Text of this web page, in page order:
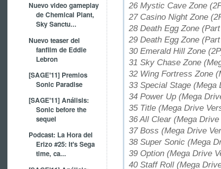
Nuevo video gameplay
de Chemical Plant,
Sky Sanctu...
Nuevo teaser del
fanfilm de Eddie
Lebron
[SAGE'11] Premios
Sonic Paradise
[SAGE'11] Análisis:
Sonic before the
sequel
Podcast: La Hora del
Erizo #25: It's Sega
time, ca...
26 Mystic Cave Zone
27 Casino Night Zone
28 Death Egg Zone
29 Death Egg Zone
30 Emerald Hill Zone
31 Sky Chase Zone
32 Wing Fortress Zone
33 Special Stage (Mega
34 Power Up (Mega
35 Title (Mega Drive
36 All Clear (Mega
37 Boss (Mega Drive
38 Super Sonic (Mega
39 Option (Mega Drive
40 Staff Roll (Mega